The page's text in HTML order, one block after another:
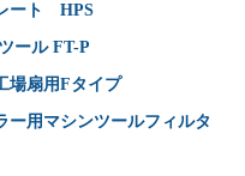
ート HPS
ール FT-P
場扇用Fタイプ
ー用マシンツールフィルタ